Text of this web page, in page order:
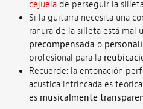
cejuela de perseguir la
Si la guitarra necesita una
ranura de la silleta está mal
precompensada o
profesional para la
Recuerde: la entonación
acústica intrincada es
es musicalmente